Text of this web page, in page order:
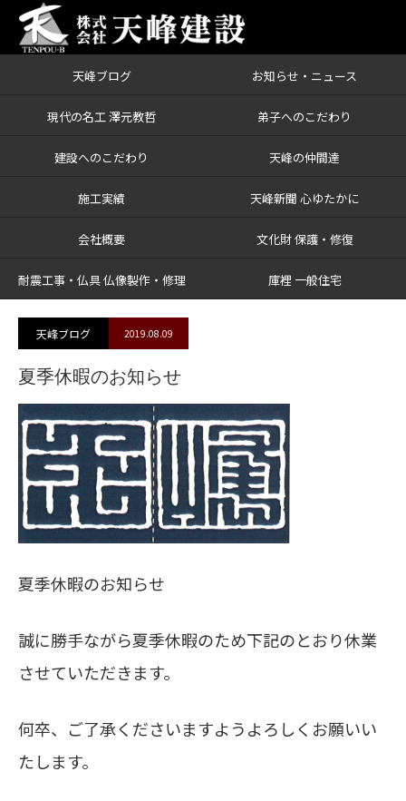
天峰ブログ お知らせ・ニュース
現代の名工 澤元教哲 弟子へのこだわり
建設へのこだわり 天峰の仲間達
施工実績 天峰新聞 心ゆたかに
会社概要 文化財 保護・修復
耐震工事・仏具 仏像製作・修理 庫裡 一般住宅
ブログ 夏季休暇のお知らせ
天峰ブログ 2019.08.09
夏季休暇のお知らせ
夏季休暇のお知らせ
誠に勝手ながら夏季休暇のため下記のとおり休業
させていただきます。
何卒、ご了承くださいますようよろしくお願いい
たします。